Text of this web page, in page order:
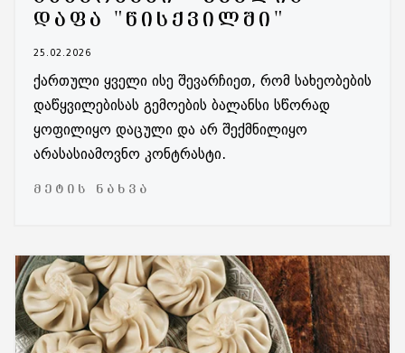
ᲓᲐᲤᲐ "ᲬᲘᲡᲥᲕᲘᲚᲨᲘ"
25.02.2026
ქართული ყველი ისე შევარჩიეთ, რომ სახეობების
დაწყვილებისას გემოების ბალანსი სწორად
ყოფილიყო დაცული და არ შექმნილიყო
არასასიამოვნო კონტრასტი.
ᲛᲔᲢᲘᲡ ᲜᲐᲮᲕᲐ